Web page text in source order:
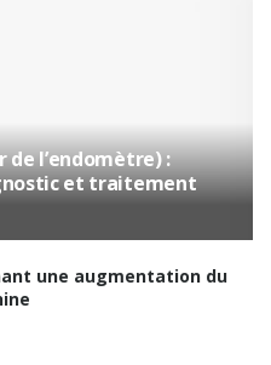
de l’endomètre) :
et traitement
une augmentation du